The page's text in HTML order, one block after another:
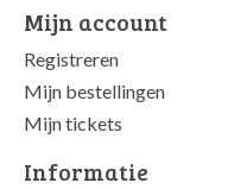
Mijn account
Registreren
Mijn bestellingen
Mijn tickets
Informatie